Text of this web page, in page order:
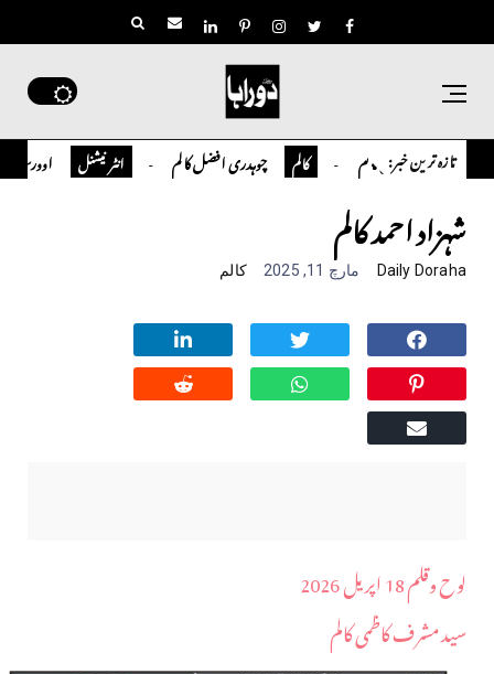
تازہ ترین خبر:
قاضی کالم کالم چوہدری افضل کالم انٹر نیشنل اوورسیز پاکستانی
شہزاد احمد کالم
Daily Doraha مارچ 11, 2025 کالم
لوح وقلم 18 اپریل 2026
سید مشرف کاظمی کالم